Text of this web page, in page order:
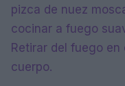
pizca de nuez
cocinar a fuego
Retirar del fuego
cuerpo.